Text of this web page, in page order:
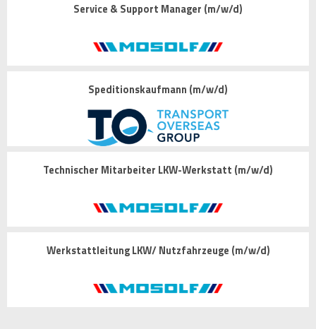
Service & Support Manager (m/w/d)
Speditionskaufmann (m/w/d)
Technischer Mitarbeiter LKW-Werkstatt (m/w/d)
Werkstattleitung LKW/ Nutzfahrzeuge (m/w/d)